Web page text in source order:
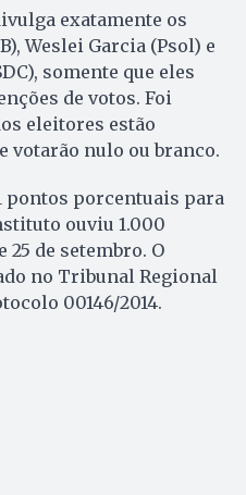
exatamente os
Weslei Garcia (Psol) e
somente que eles
de votos. Foi
eleitores estão
votarão nulo ou branco.
pontos porcentuais para
ouviu 1.000
25 de setembro. O
no Tribunal Regional
00146/2014.